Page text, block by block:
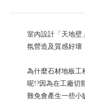
室內設計「天地壁
氛營造及質感好壞
為什麼石材地板工
呢!?因為在工廠切
難免會產生一些小